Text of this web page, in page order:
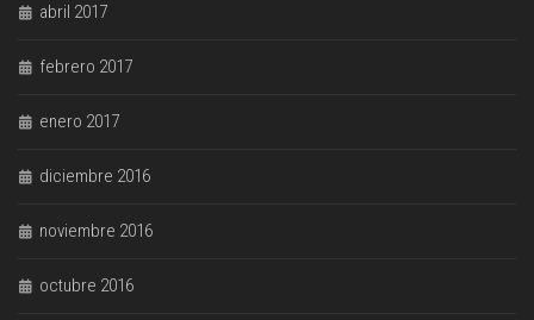
abril 2017
febrero 2017
enero 2017
diciembre 2016
noviembre 2016
octubre 2016